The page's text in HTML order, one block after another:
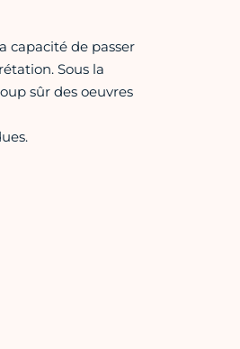
capacité de passer
Sous la
sûr des oeuvres